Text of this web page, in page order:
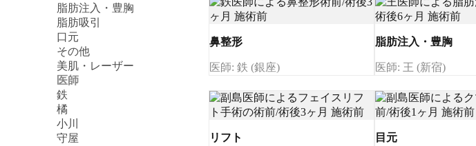
脂肪注入・豊胸
脂肪吸引
口元
その他
美肌・レーザー
医師
鉄
橘
小川
守屋
鼻整形
医師: 鉄 (銀座)
脂肪注入・豊胸
医師: 王 (新宿)
リフト 目元